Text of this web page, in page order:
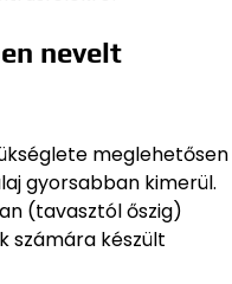
nevelt
meglehetősen
gyorsabban kimerül.
(tavasztól őszig)
számára készült